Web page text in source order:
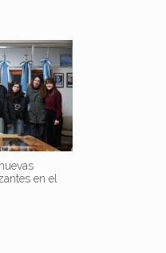
en el